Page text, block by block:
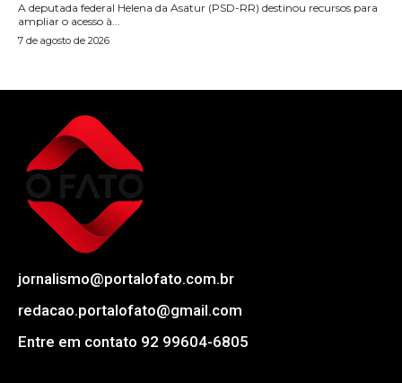
A deputada federal Helena da Asatur (PSD-RR) destinou recursos para
ampliar o acesso à...
7 de agosto de 2026
jornalismo@portalofato.com.br
redacao.portalofato@gmail.com
Entre em contato 92 99604-6805